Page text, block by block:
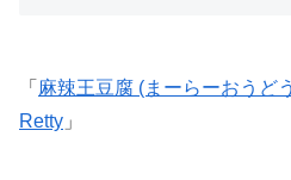
「 麻辣王豆腐 (まーらーおうど
Retty 」